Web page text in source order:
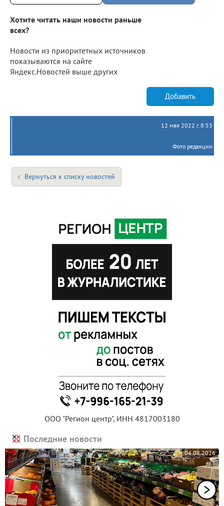
Хотите читать наши новости раньше
всех?
Новости из приоритетных источников
показываются на сайте
Яндекс.Новостей выше других
Добавить
12 мая 2022 г. 8:53
Фото редакции
Вернуться к списку новостей
ООО "Регион центр", ИНН 4817003180
Последние новости
04.08.2026